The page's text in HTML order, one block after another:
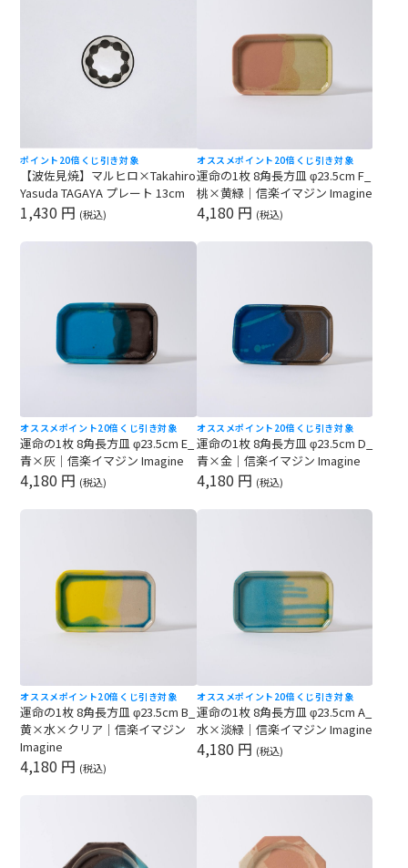
ポイント20倍 くじ引き対象
【波佐見焼】マルヒロ×Takahiro
Yasuda TAGAYA プレート 13cm
1,430 円 (税込)
オススメポイント20倍 くじ引き対象
運命の1枚 8角長方皿 φ23.5cm F_
桃×黄緑｜信楽イマジン Imagine
4,180 円 (税込)
オススメポイント20倍 くじ引き対象
運命の1枚 8角長方皿 φ23.5cm E_
青×灰｜信楽イマジン Imagine
4,180 円 (税込)
オススメポイント20倍 くじ引き対象
運命の1枚 8角長方皿 φ23.5cm D_
青×金｜信楽イマジン Imagine
4,180 円 (税込)
オススメポイント20倍 くじ引き対象
運命の1枚 8角長方皿 φ23.5cm B_
黄×水×クリア｜信楽イマジン
Imagine
4,180 円 (税込)
オススメポイント20倍 くじ引き対象
運命の1枚 8角長方皿 φ23.5cm A_
水×淡緑｜信楽イマジン Imagine
4,180 円 (税込)